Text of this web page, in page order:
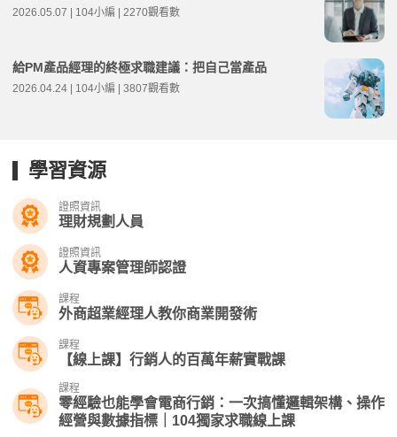
2026.05.07 | 104小編 | 2270觀看數
給PM產品經理的終極求職建議：把自己當產品
2026.04.24 | 104小編 | 3807觀看數
學習資源
證照資訊
理財規劃人員
證照資訊
人資專案管理師認證
課程
外商超業經理人教你商業開發術
課程
【線上課】行銷人的百萬年薪實戰課
課程
零經驗也能學會電商行銷：一次搞懂邏輯架構、操作
經營與數據指標｜104獨家求職線上課